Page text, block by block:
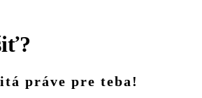
práve pre teba!